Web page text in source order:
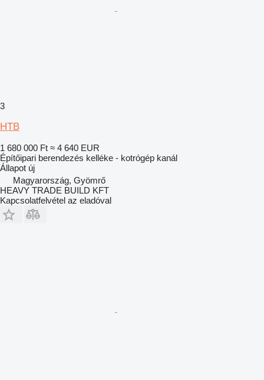
3
HTB
1 680 000 Ft ≈ 4 640 EUR
Építőipari berendezés kelléke - kotrógép kanál
Állapot új
Magyarország, Gyömrő
HEAVY TRADE BUILD KFT
Kapcsolatfelvétel az eladóval